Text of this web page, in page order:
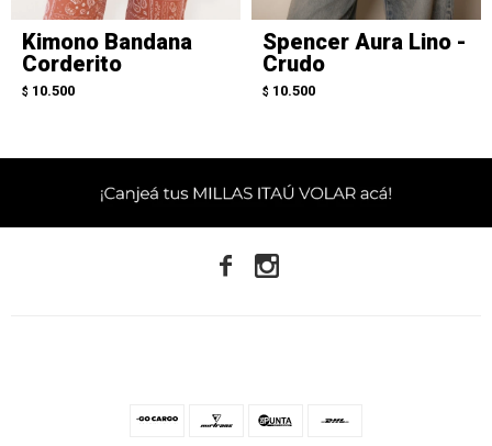
Kimono Bandana
Corderito
$ 10.500
Spencer Aura Lino -
Crudo
$ 10.500
 